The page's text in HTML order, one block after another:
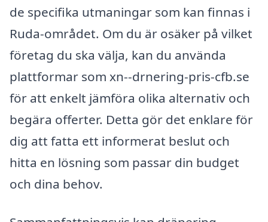
de specifika utmaningar som kan finnas i
Ruda-området. Om du är osäker på vilket
företag du ska välja, kan du använda
plattformar som xn--drnering-pris-cfb.se
för att enkelt jämföra olika alternativ och
begära offerter. Detta gör det enklare för
dig att fatta ett informerat beslut och
hitta en lösning som passar din budget
och dina behov.